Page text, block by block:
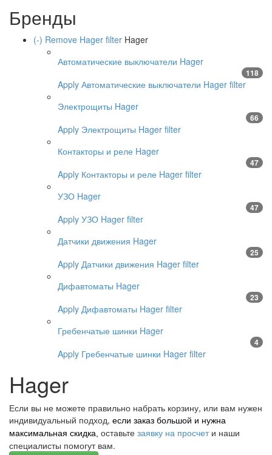
Бренды
(-) Remove Hager filter Hager
Автоматические выключатели Hager
118
Apply Автоматические выключатели Hager filter
Электрощиты Hager
66
Apply Электрощиты Hager filter
Контакторы и реле Hager
47
Apply Контакторы и реле Hager filter
УЗО Hager
47
Apply УЗО Hager filter
Датчики движения Hager
25
Apply Датчики движения Hager filter
Дифавтоматы Hager
23
Apply Дифавтоматы Hager filter
Гребенчатые шинки Hager
4
Apply Гребенчатые шинки Hager filter
Hager
Если вы не можете правильно набрать корзину, или вам нужен
индивидуальный подход, если заказ большой и нужна
максимальная скидка, оставьте заявку на просчети наши
специалисты помогут вам.